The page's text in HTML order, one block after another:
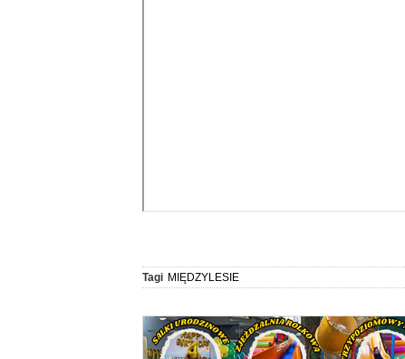
Tagi MIĘDZYLESIE